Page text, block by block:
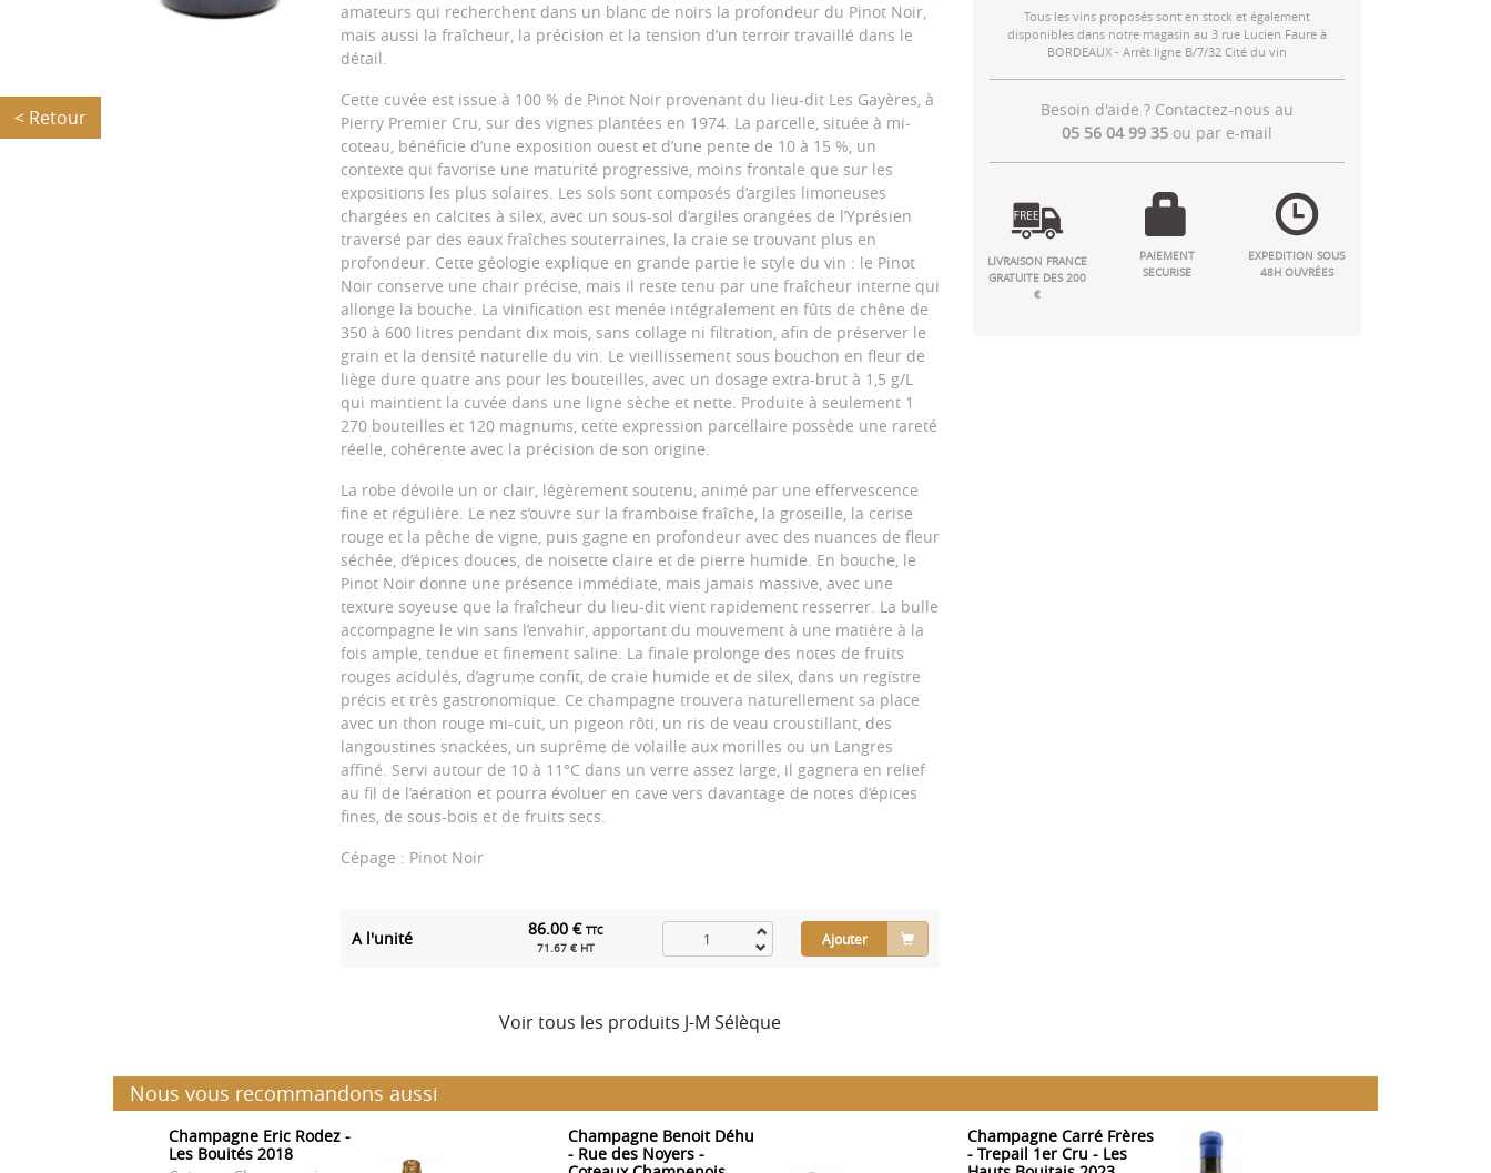
< Retour
amateurs qui recherchent dans un blanc de noirs la profondeur du Pinot Noir,
mais aussi la fraîcheur, la précision et la tension d’un terroir travaillé dans le
détail.
Cette cuvée est issue à 100 % de Pinot Noir provenant du lieu-dit Les Gayères, à
Pierry Premier Cru, sur des vignes plantées en 1974. La parcelle, située à mi-
coteau, bénéficie d’une exposition ouest et d’une pente de 10 à 15 %, un
contexte qui favorise une maturité progressive, moins frontale que sur les
expositions les plus solaires. Les sols sont composés d’argiles limoneuses
chargées en calcites à silex, avec un sous-sol d’argiles orangées de l’Yprésien
traversé par des eaux fraîches souterraines, la craie se trouvant plus en
profondeur. Cette géologie explique en grande partie le style du vin : le Pinot
Noir conserve une chair précise, mais il reste tenu par une fraîcheur interne qui
allonge la bouche. La vinification est menée intégralement en fûts de chêne de
350 à 600 litres pendant dix mois, sans collage ni filtration, afin de préserver le
grain et la densité naturelle du vin. Le vieillissement sous bouchon en fleur de
liège dure quatre ans pour les bouteilles, avec un dosage extra-brut à 1,5 g/L
qui maintient la cuvée dans une ligne sèche et nette. Produite à seulement 1
270 bouteilles et 120 magnums, cette expression parcellaire possède une rareté
réelle, cohérente avec la précision de son origine.
La robe dévoile un or clair, légèrement soutenu, animé par une effervescence
fine et régulière. Le nez s’ouvre sur la framboise fraîche, la groseille, la cerise
rouge et la pêche de vigne, puis gagne en profondeur avec des nuances de fleur
séchée, d’épices douces, de noisette claire et de pierre humide. En bouche, le
Pinot Noir donne une présence immédiate, mais jamais massive, avec une
texture soyeuse que la fraîcheur du lieu-dit vient rapidement resserrer. La bulle
accompagne le vin sans l’envahir, apportant du mouvement à une matière à la
fois ample, tendue et finement saline. La finale prolonge des notes de fruits
rouges acidulés, d’agrume confit, de craie humide et de silex, dans un registre
précis et très gastronomique. Ce champagne trouvera naturellement sa place
avec un thon rouge mi-cuit, un pigeon rôti, un ris de veau croustillant, des
langoustines snackées, un suprême de volaille aux morilles ou un Langres
affiné. Servi autour de 10 à 11°C dans un verre assez large, il gagnera en relief
au fil de l’aération et pourra évoluer en cave vers davantage de notes d’épices
fines, de sous-bois et de fruits secs.
Cépage : Pinot Noir
A l'unité 86.00 € TTC
71.67 € HT
Ajouter
Voir tous les produits J-M Sélèque
Tous les vins proposés sont en stock et également
disponibles dans notre magasin au 3 rue Lucien Faure à
BORDEAUX - Arrêt ligne B/7/32 Cité du vin
Besoin d'aide ? Contactez-nous au
05 56 04 99 35ou par e-mail
LIVRAISON FRANCE
GRATUITE DES 200
€
PAIEMENT
SECURISE
EXPEDITION SOUS
48H OUVRÉES
Nous vous recommandons aussi
Champagne Eric Rodez -
Les Bouités 2018
Champagne Benoit Déhu
- Rue des Noyers -
Champagne Carré Frères
- Trepail 1er Cru - Les